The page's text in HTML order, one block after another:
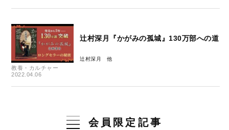
教養・カルチャー
2022.04.06
辻村深月『かがみの孤城』130万部への道
辻村深月
会員限定記事